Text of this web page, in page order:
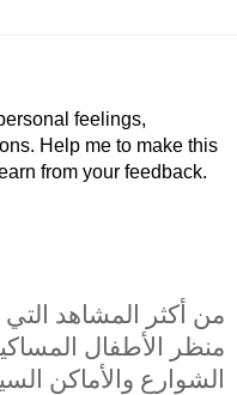
feelings,
Help me to make this
from your feedback.
من أكثر المشاهد
منظر الأطفال
الشوارع والأماكن